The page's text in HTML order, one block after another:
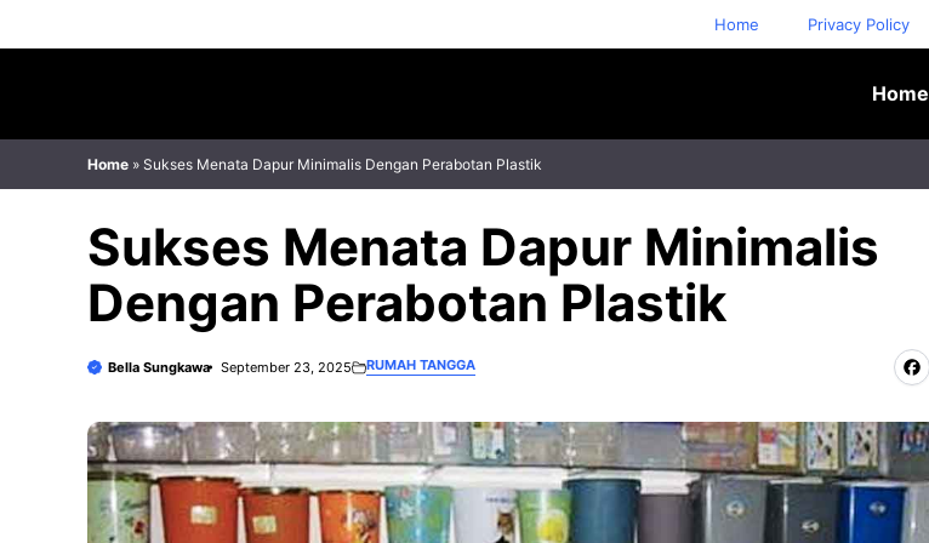
to
Home Privacy Policy
Home
Home » Sukses Menata Dapur Minimalis Dengan Perabotan Plastik
Sukses Menata Dapur Minimalis
Dengan Perabotan Plastik
Bella Sungkawa September 23, 2025 RUMAH TANGGA
F
a
c
e
b